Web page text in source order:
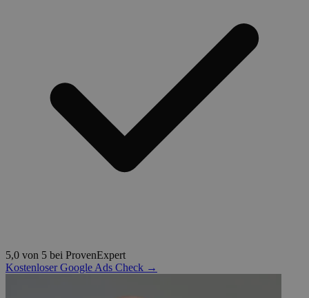
5,0 von 5 bei ProvenExpert
Kostenloser Google Ads Check →